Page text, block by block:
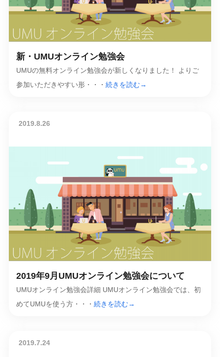
新・UMUオンライン勉強会
UMUの無料オンライン勉強会が新しくなりました！ よりご
参加いただきやすい形・・・ 続きを読む→
2019.8.26
2019年9月UMUオンライン勉強会について
UMUオンライン勉強会詳細 UMUオンライン勉強会では、初
めてUMUを使う方・・・ 続きを読む→
2019.7.24